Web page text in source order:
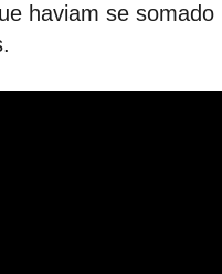
haviam se